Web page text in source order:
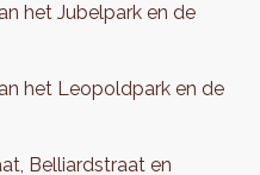
het Jubelpark en de
het Leopoldpark en de
Belliardstraat en